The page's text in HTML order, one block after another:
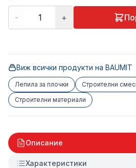
- +
Виж всички продукти на BAUMIT
Лепила за плочки
Строителни
Строителни материали
Описание
Характеристики